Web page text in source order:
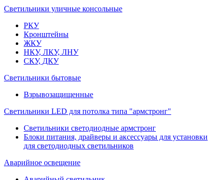
Светильники уличные консольные
РКУ
Кронштейны
ЖКУ
НКУ, ЛКУ, ЛНУ
СКУ, ДКУ
Светильники бытовые
Взрывозащищенные
Светильники LED для потолка типа "армстронг"
Светильники светодиодные армстронг
Блоки питания, драйверы и аксессуары для установки
для светодиодных светильников
Аварийное освещение